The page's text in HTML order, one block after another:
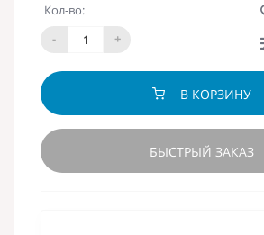
Кол-во:
-
+
В КОРЗИНУ
БЫСТРЫЙ ЗАКАЗ